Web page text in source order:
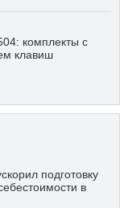
комплекты с
клавиш
подготовку
в